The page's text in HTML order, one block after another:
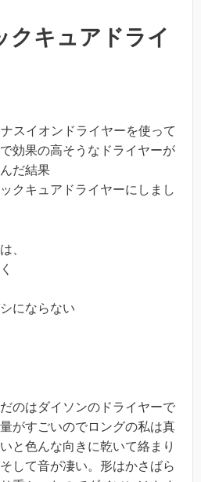
クキュアドライ
スイオンドライヤーを使って
効果の高そうなドライヤーが
だ結果
クキュアドライヤーにしまし
、
にならない
のはダイソンのドライヤーで
がすごいのでロングの私は真
と色んな向きに乾いて絡まり
して音が凄い。形はかさばら